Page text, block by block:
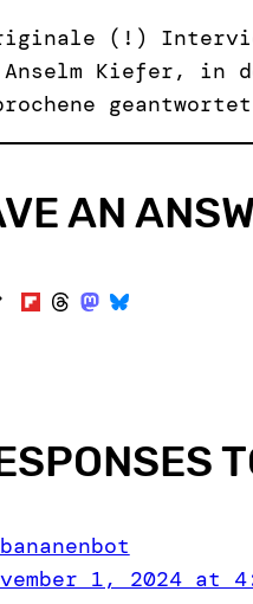
(!)
Kiefer, in
AN
1, 2024 at